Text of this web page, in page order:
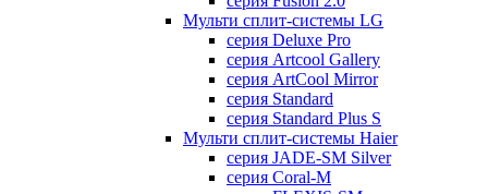
Мульти сплит-системы LG
серия Deluxe Pro
серия Artcool Gallery
серия ArtCool Mirror
серия Standard
серия Standard Plus S
Мульти сплит-системы Haier
серия JADE-SM Silver
серия Coral-M